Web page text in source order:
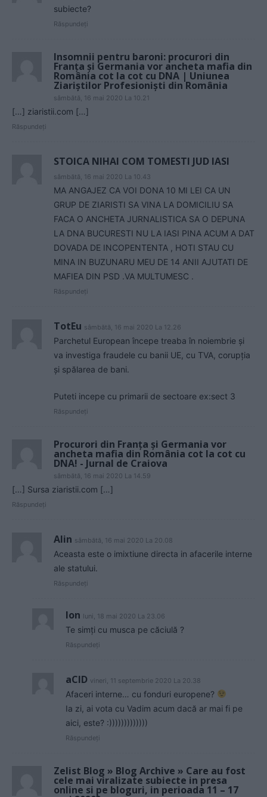
subiecte?
Răspundeți
Insomnii pentru baroni: procurori din
Franța și Germania vor ancheta mafia din
România cot la cot cu DNA | Uniunea
Ziariștilor Profesioniști din România
sâmbătă, 16 mai 2020 La 10.21
[…] ziaristii.com […]
Răspundeți
STOICA NIHAI COM TOMESTI JUD IASI
sâmbătă, 16 mai 2020 La 10.43
MA ANGAJEZ CA VOI DONA 10 MI LEI CA UN
GRUP DE ZIARISTI SA VINA LA DOMICILIU SA
FACA O ANCHETA JURNALISTICA SA O DEPUNA
LA DNA BUCURESTI NU LA IASI PINA ACUM A DAT
DOVADA DE INCOPENTENTA , HOTI STAU CU
MINA IN BUZUNARU MEU DE 14 ANII AJUTATI DE
MAFIEA DIN PSD .VA MULTUMESC .
Răspundeți
TotEu sâmbătă, 16 mai 2020 La 12.26
Parchetul European începe treaba în noiembrie și
va investiga fraudele cu banii UE, cu TVA, corupția
și spălarea de bani.
Puteti incepe cu primarii de sectoare ex:sect 3
Răspundeți
Procurori din Franța și Germania vor
ancheta mafia din România cot la cot cu
DNA! - Jurnal de Craiova
sâmbătă, 16 mai 2020 La 14.59
[…] Sursa ziaristii.com […]
Răspundeți
Alin sâmbătă, 16 mai 2020 La 20.08
Aceasta este o imixtiune directa in afacerile interne
ale statului.
Răspundeți
Ion luni, 18 mai 2020 La 23.06
Te simți cu musca pe căciulă ?
Răspundeți
aCID vineri, 11 septembrie 2020 La 20.38
Afaceri interne… cu fonduri europene?
Ia zi, ai vota cu Vadim acum dacă ar mai fi pe
aici, este? :)))))))))))))
Răspundeți
Zelist Blog » Blog Archive » Care au fost
cele mai viralizate subiecte in presa
online si pe bloguri, in perioada 11 – 17